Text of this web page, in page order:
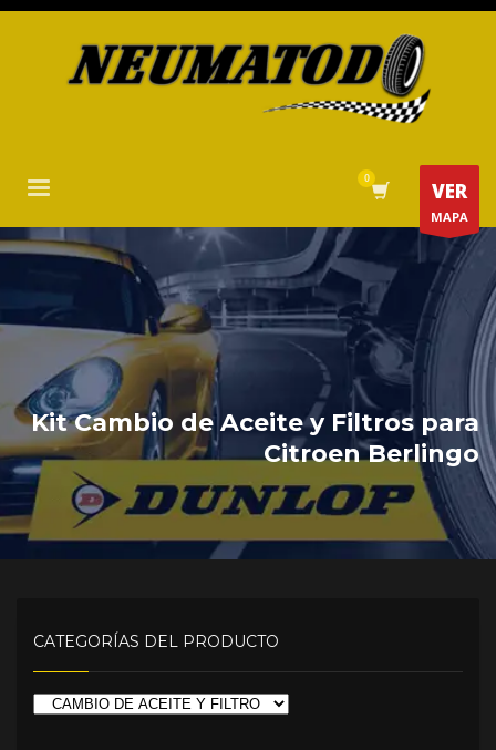
VER
MAPA
Kit Cambio de Aceite y Filtros para
Citroen Berlingo
CATEGORÍAS DEL PRODUCTO